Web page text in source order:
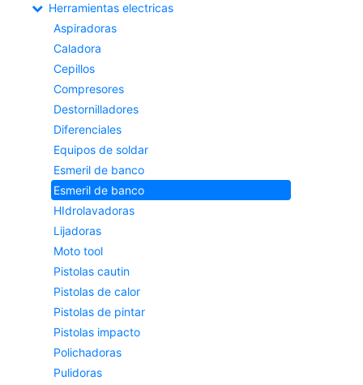
Herramientas electricas
Aspiradoras
Caladora
Cepillos
Compresores
Destornilladores
Diferenciales
Equipos de soldar
Esmeril de banco
Esmeril de banco
HIdrolavadoras
Lijadoras
Moto tool
Pistolas cautin
Pistolas de calor
Pistolas de pintar
Pistolas impacto
Polichadoras
Pulidoras